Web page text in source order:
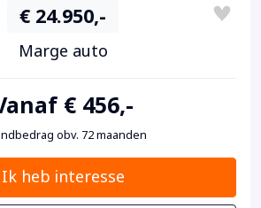
€ 24.950,-
Marge auto
€ 456,-
obv. 72 maanden
Ik heb interesse